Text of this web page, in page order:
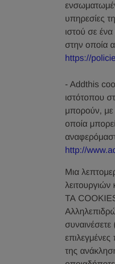
υπηρεσίες
ιστού σε
στην οποία
https://
- Addthis
ιστότοπου
μπορούν, με
οποία
http://
Μια
ΤΑ
της